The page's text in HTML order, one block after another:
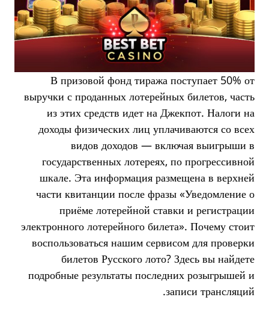
В призовой фонд тиража поступает 50% от
выручки с проданных лотерейных билетов, часть
из этих средств идет на Джекпот. Налоги на
доходы физических лиц уплачиваются со всех
видов доходов — включая выигрыши в
государственных лотереях, по прогрессивной
шкале. Эта информация размещена в верхней
части квитанции после фразы «Уведомление о
приёме лотерейной ставки и регистрации
электронного лотерейного билета». Почему стоит
воспользоваться нашим сервисом для проверки
билетов Русского лото? Здесь вы найдете
подробные результаты последних розыгрышей и
записи трансляций.